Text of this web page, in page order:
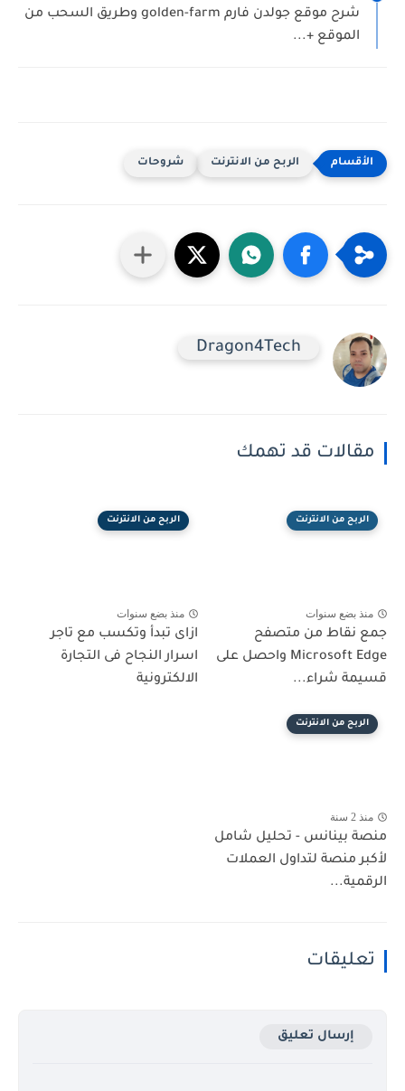
شرح موقع جولدن فارم golden-farm وطريق السحب من
الموقع +...
الربح من الانترنت شروحات
Dragon4Tech
مقالات قد تهمك
الربح من الانترنت
منذ بضع سنوات
جمع نقاط من متصفح
Microsoft Edge واحصل على
قسيمة شراء...
الربح من الانترنت
منذ بضع سنوات
ازاى تبدأ وتكسب مع تاجر
اسرار النجاح فى التجارة
الالكترونية
الربح من الانترنت
منذ 2 سنة
منصة بينانس - تحليل شامل
لأكبر منصة لتداول العملات
الرقمية...
تعليقات
إرسال تعليق